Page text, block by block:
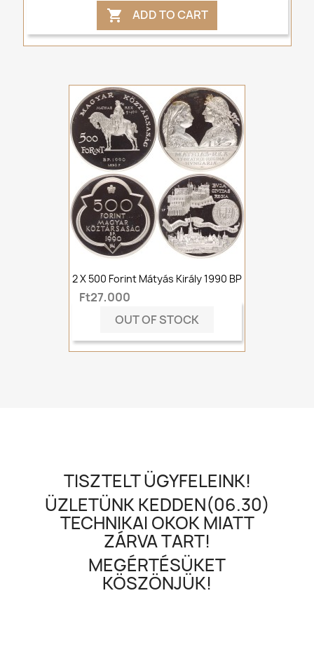
 ADD TO CART
2 X 500 Forint Mátyás Király 1990 BP
Ft27,000
OUT OF STOCK
TISZTELT ÜGYFELEINK!
ÜZLETÜNK KEDDEN(06.30)
TECHNIKAI OKOK MIATT
ZÁRVA TART!
MEGÉRTÉSÜKET
KÖSZÖNJÜK!